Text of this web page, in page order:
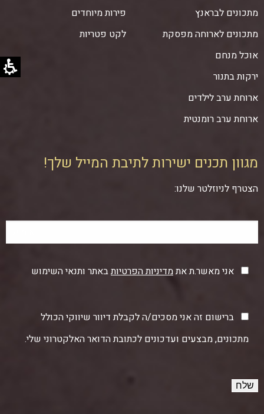
מתכונים לבראנץ
מתכונים לארוחה מפסקת
אוכל מנחם
ירקות בתנור
ארוחת ערב לילדים
ארוחת ערב רומנטית
פירות מיוחדים
לקט פטריות
מגוון תכנים ישירות לתיבת המייל שלך!
הצטרף לניוזלטר שלנו:
אני מאשר.ת אתמדיניות הפרטיותבאתר ותנאי השימוש
ברישום זה אני מסכים/ה לקבלת דיוור שיווקי הכולל
מתכונים, מבצעים ועדכונים לכתובת הדואר האלקטרוני שלי.